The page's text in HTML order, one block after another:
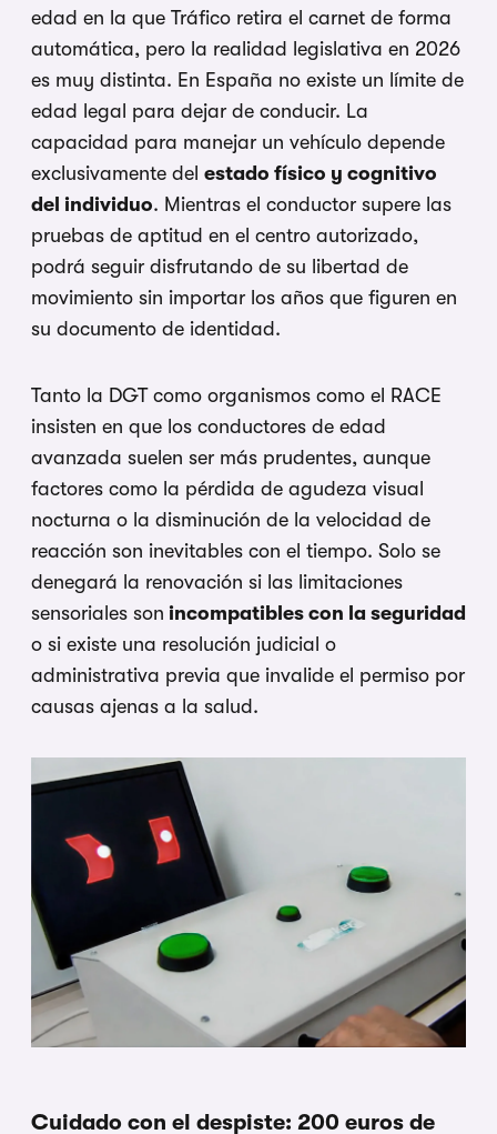
edad en la que Tráfico retira el carnet de forma
automática, pero la realidad legislativa en 2026
es muy distinta. En España no existe un límite de
edad legal para dejar de conducir. La
capacidad para manejar un vehículo depende
exclusivamente del estado físico y cognitivo
del individuo. Mientras el conductor supere las
pruebas de aptitud en el centro autorizado,
podrá seguir disfrutando de su libertad de
movimiento sin importar los años que figuren en
su documento de identidad.
Tanto la DGT como organismos como el RACE
insisten en que los conductores de edad
avanzada suelen ser más prudentes, aunque
factores como la pérdida de agudeza visual
nocturna o la disminución de la velocidad de
reacción son inevitables con el tiempo. Solo se
denegará la renovación si las limitaciones
sensoriales son incompatibles con la seguridad
o si existe una resolución judicial o
administrativa previa que invalide el permiso por
causas ajenas a la salud.
Cuidado con el despiste: 200 euros de